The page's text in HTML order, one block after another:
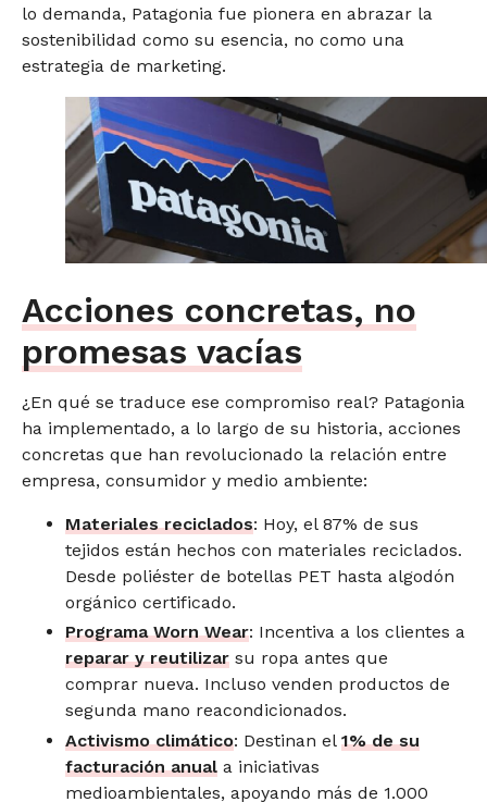
lo demanda, Patagonia fue pionera en abrazar la
sostenibilidad como su esencia, no como una
estrategia de marketing.
Acciones concretas, no
promesas vacías
¿En qué se traduce ese compromiso real? Patagonia
ha implementado, a lo largo de su historia, acciones
concretas que han revolucionado la relación entre
empresa, consumidor y medio ambiente:
Materiales reciclados: Hoy, el 87% de sus
tejidos están hechos con materiales reciclados.
Desde poliéster de botellas PET hasta algodón
orgánico certificado.
Programa Worn Wear: Incentiva a los clientes a
reparar y reutilizar su ropa antes que
comprar nueva. Incluso venden productos de
segunda mano reacondicionados.
Activismo climático: Destinan el 1% de su
facturación anual a iniciativas
medioambientales, apoyando más de 1.000